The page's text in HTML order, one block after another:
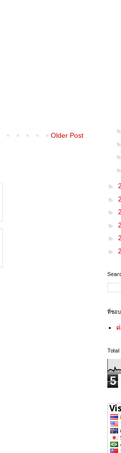
Older Post
►
►
►
►
►
►
ที่ชอบ
Total
5